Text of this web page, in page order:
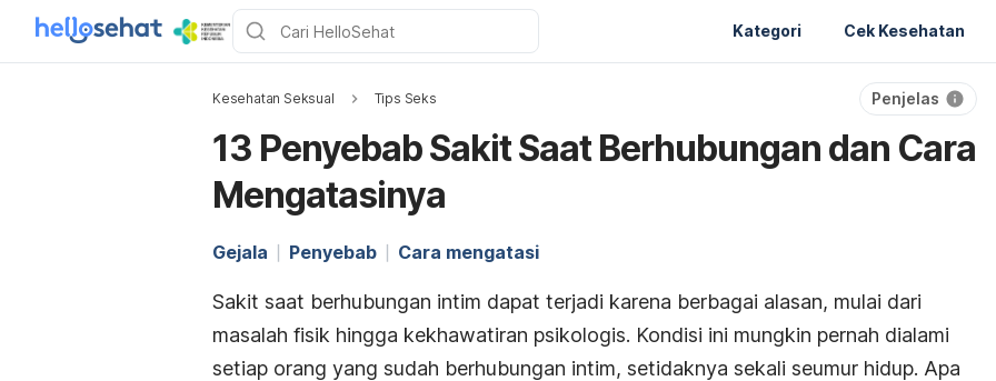
Kategori Cek Kesehatan
Kesehatan Seksual Tips Seks Penjelas
13 Penyebab Sakit Saat Berhubungan dan Cara
Mengatasinya
Gejala Penyebab Cara mengatasi
Sakit saat berhubungan intim dapat terjadi karena berbagai alasan, mulai dari
masalah fisik hingga kekhawatiran psikologis. Kondisi ini mungkin pernah dialami
setiap orang yang sudah berhubungan intim, setidaknya sekali seumur hidup. Apa